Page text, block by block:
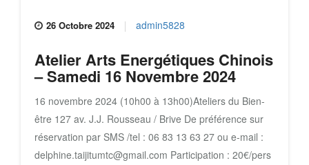
26 Octobre 2024 admin5828
Atelier Arts Energétiques Chinois
– Samedi 16 Novembre 2024
16 novembre 2024 (10h00 à 13h00)Ateliers du Bien-
être 127 av. J.J. Rousseau / Brive De préférence sur
réservation par SMS /tel : 06 83 13 63 27 ou e-mail :
delphine.taijitumtc@gmail.com Participation : 20€/pers